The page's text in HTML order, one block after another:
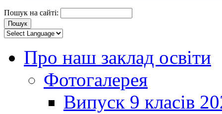
Пошук на сайті:
Про наш заклад освіти
Фотогалерея
Випуск 9 класів